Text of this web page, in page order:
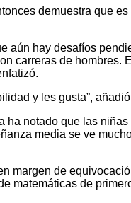
demuestra que
aún hay desafíos
carreras de hombres.
y les gusta”,
notado que las
media se ve
margen de
matemáticas de